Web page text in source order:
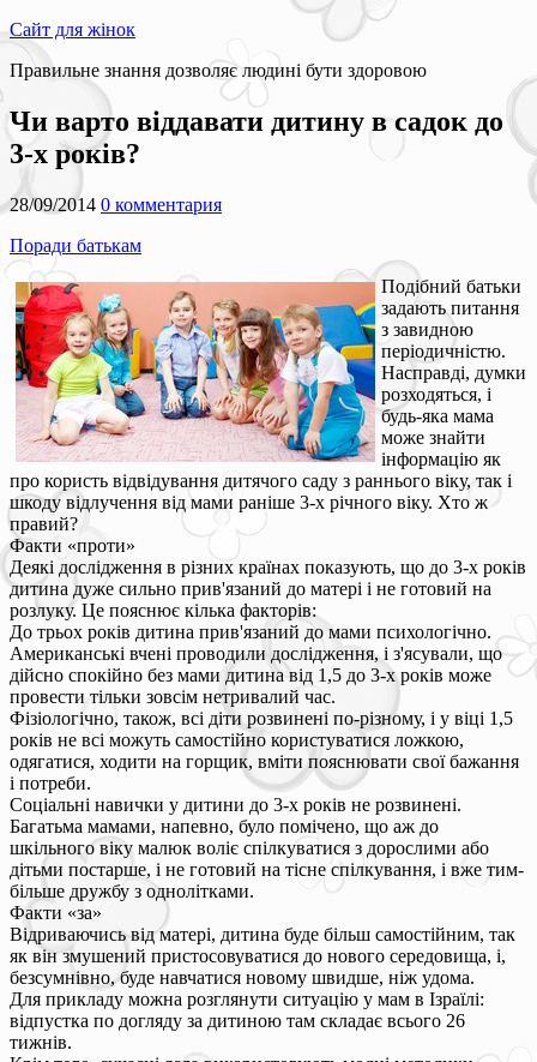
Сайт для жінок
Правильне знання дозволяє людині бути здоровою
Чи варто віддавати дитину в садок до
3-х років?
28/09/2014 0 комментария
Поради батькам
Подібний батьки
задають питання
з завидною
періодичністю.
Насправді, думки
розходяться, і
будь-яка мама
може знайти
інформацію як
про користь відвідування дитячого саду з раннього віку, так і
шкоду відлучення від мами раніше 3-х річного віку. Хто ж
правий?
Факти «проти»
Деякі дослідження в різних країнах показують, що до 3-х років
дитина дуже сильно прив'язаний до матері і не готовий на
розлуку. Це пояснює кілька факторів:
До трьох років дитина прив'язаний до мами психологічно.
Американські вчені проводили дослідження, і з'ясували, що
дійсно спокійно без мами дитина від 1,5 до 3-х років може
провести тільки зовсім нетривалий час.
Фізіологічно, також, всі діти розвинені по-різному, і у віці 1,5
років не всі можуть самостійно користуватися ложкою,
одягатися, ходити на горщик, вміти пояснювати свої бажання
і потреби.
Соціальні навички у дитини до 3-х років не розвинені.
Багатьма мамами, напевно, було помічено, що аж до
шкільного віку малюк воліє спілкуватися з дорослими або
дітьми постарше, і не готовий на тісне спілкування, і вже тим-
більше дружбу з однолітками.
Факти «за»
Відриваючись від матері, дитина буде більш самостійним, так
як він змушений пристосовуватися до нового середовища, і,
безсумнівно, буде навчатися новому швидше, ніж удома.
Для прикладу можна розглянути ситуацію у мам в Ізраїлі:
відпустка по догляду за дитиною там складає всього 26
тижнів.